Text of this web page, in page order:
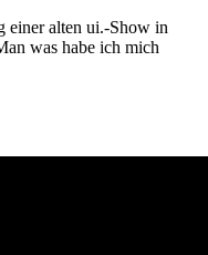
einer alten ui.-Show in
was habe ich mich